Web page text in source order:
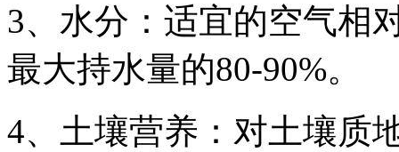
3、水分：适宜的空气相
最大持水量的80-90%。
4、土壤营养：对土壤质